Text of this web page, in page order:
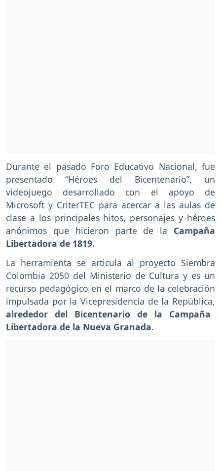
Durante el pasado Foro Educativo Nacional, fue
presentado “Héroes del Bicentenario”, un
videojuego desarrollado con el apoyo de
Microsoft y CriterTEC para acercar a las aulas de
clase a los principales hitos, personajes y héroes
anónimos que hicieron parte de la Campaña
Libertadora de 1819.
La herramienta se articula al proyecto Siembra
Colombia 2050 del Ministerio de Cultura y es un
recurso pedagógico en el marco de la celebración
impulsada por la Vicepresidencia de la República,
alrededor del Bicentenario de la Campaña
Libertadora de la Nueva Granada.